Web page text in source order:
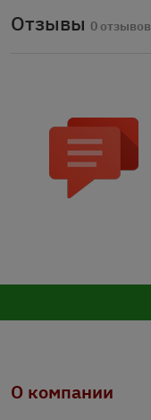
Отзывы 0 отзывов
О компании